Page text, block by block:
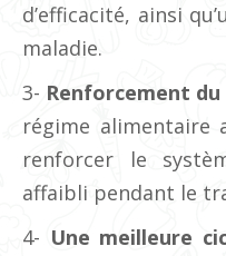
d’efficacité, ainsi
maladie.
3- Renforcement
régime alimentaire
renforcer le
affaibli pendant le
4- Une meilleure